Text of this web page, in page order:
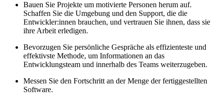
Bauen Sie Projekte um motivierte Personen herum auf.
Schaffen Sie die Umgebung und den Support, die die
Entwickler:innen brauchen, und vertrauen Sie ihnen, dass sie
ihre Arbeit erledigen.
Bevorzugen Sie persönliche Gespräche als effizienteste und
effektivste Methode, um Informationen an das
Entwicklungsteam und innerhalb des Teams weiterzugeben.
Messen Sie den Fortschritt an der Menge der fertiggestellten
Software.